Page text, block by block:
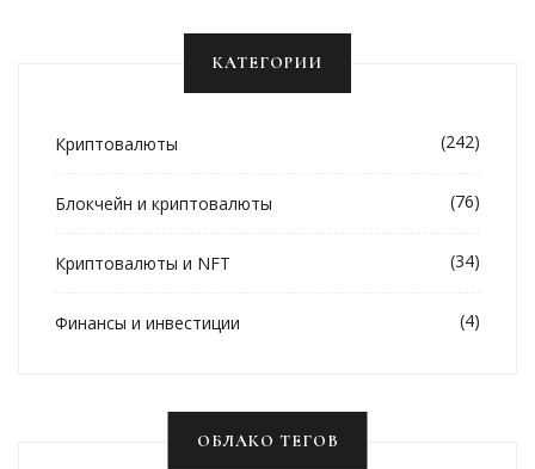
КАТЕГОРИИ
Криптовалюты (242)
Блокчейн и криптовалюты (76)
Криптовалюты и NFT (34)
Финансы и инвестиции (4)
ОБЛАКО ТЕГОВ